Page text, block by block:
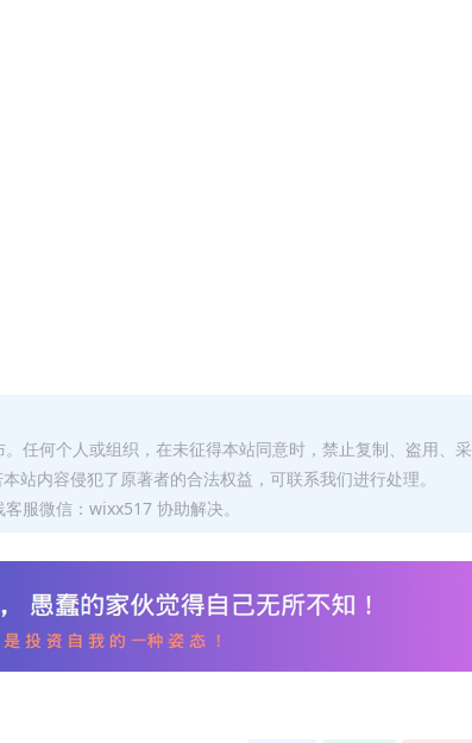
任何个人或组织，在未征得本站同意时，禁止复制、盗用、采
站内容侵犯了原著者的合法权益，可联系我们进行处理。
服微信：wixx517 协助解决。